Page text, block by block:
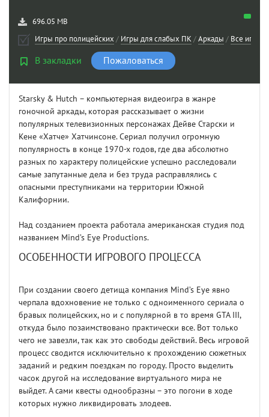
696.05 MB
Игры про полицейских / Игры для слабых ПК/Аркады / Все игры
В закладки Пожаловаться
Starsky & Hutch – компьютерная видеоигра в жанре
гоночной аркады, которая рассказывает о жизни
популярных телевизионных персонажах Дейве Старски и
Кене «Хатче» Хатчинсоне. Сериал получил огромную
популярность в конце 1970-х годов, где два абсолютно
разных по характеру полицейские успешно расследовали
самые запутанные дела и без труда расправлялись с
опасными преступниками на территории Южной
Калифорнии.
Над созданием проекта работала американская студия под
названием Mind’s Eye Productions.
ОСОБЕННОСТИ ИГРОВОГО ПРОЦЕССА
При создании своего детища компания Mind’s Eye явно
черпала вдохновение не только с одноименного сериала о
бравых полицейских, но и с популярной в то время GTA III,
откуда было позаимствовано практически все. Вот только
чего не завезли, так как это свободы действий. Весь игровой
процесс сводится исключительно к прохождению сюжетных
заданий и редким поездкам по городу. Просто выделить
часок другой на исследование виртуального мира не
выйдет. А сами квесты однообразны – это погони в ходе
которых нужно ликвидировать злодеев.